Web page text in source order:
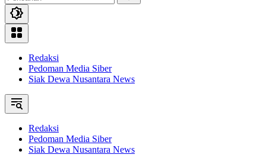
Redaksi
Pedoman Media Siber
Siak Dewa Nusantara News
Redaksi
Pedoman Media Siber
Siak Dewa Nusantara News